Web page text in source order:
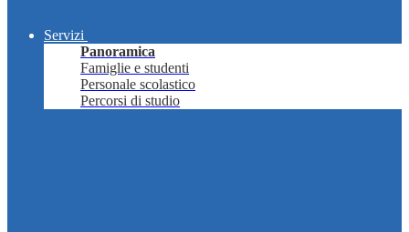
Servizi
Panoramica
Famiglie e studenti
Personale scolastico
Percorsi di studio